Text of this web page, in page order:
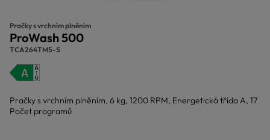
Pračky s vrchním plněním
ProWash 500
TCA264TM5-S
Pračky s vrchním plněním, 6 kg, 1200 RPM, Energetická třída A, 17
Počet programů